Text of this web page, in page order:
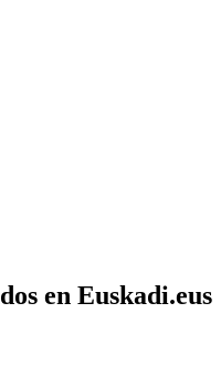
en Euskadi.eus